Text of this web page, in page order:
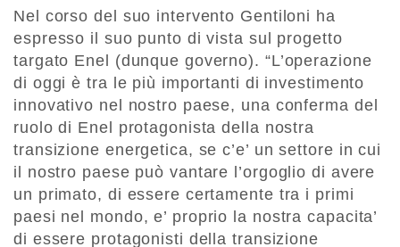
Nel corso del suo intervento Gentiloni ha
espresso il suo punto di vista sul progetto
targato Enel (dunque governo). “L’operazione
di oggi è tra le più importanti di investimento
innovativo nel nostro paese, una conferma del
ruolo di Enel protagonista della nostra
transizione energetica, se c’e’ un settore in cui
il nostro paese può vantare l’orgoglio di avere
un primato, di essere certamente tra i primi
paesi nel mondo, e’ proprio la nostra capacita’
di essere protagonisti della transizione